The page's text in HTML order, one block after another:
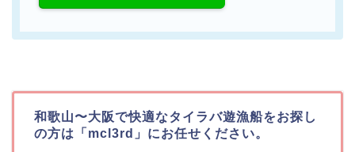
和歌山〜大阪で快適なタイラバ遊漁船をお探し
の方は「mcl3rd」にお任せください。